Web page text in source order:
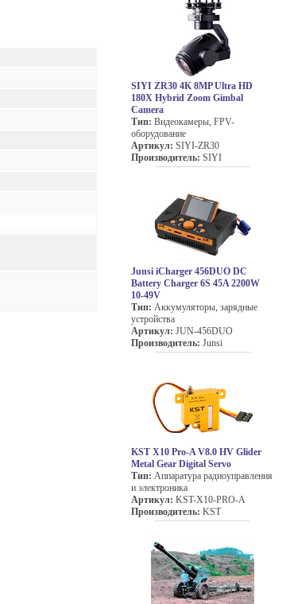
SIYI ZR30 4K 8MP Ultra HD
180X Hybrid Zoom Gimbal
Camera
Тип: Видеокамеры, FPV-
оборудование
Артикул: SIYI-ZR30
Производитель: SIYI
Junsi iCharger 456DUO DC
Battery Charger 6S 45A 2200W
10-49V
Тип: Аккумуляторы, зарядные
устройства
Артикул: JUN-456DUO
Производитель: Junsi
KST X10 Pro-A V8.0 HV Glider
Metal Gear Digital Servo
Тип: Аппаратура радиоуправления
и электроника
Артикул: KST-X10-PRO-A
Производитель: KST